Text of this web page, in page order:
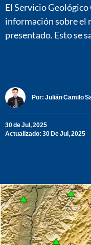
El Servicio
información sobre el
presentado. Esto se
Por: Julián Camilo
30 de Jul, 2025
Actualizado: 30 De Jul, 2025